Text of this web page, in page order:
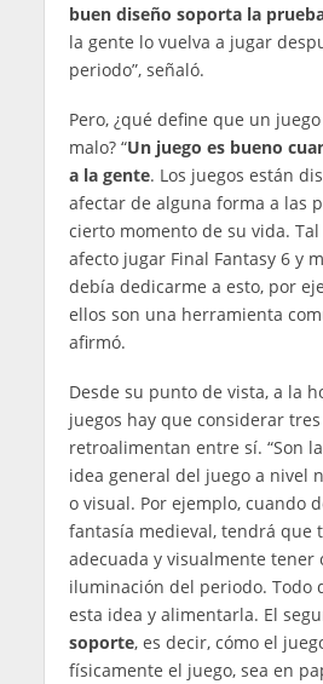
buen diseño soporta la
la gente lo vuelva a jugar
periodo”, señaló.
Pero, ¿qué define que un
malo? “Un juego es bueno
a la gente. Los juegos están
afectar de alguna forma a las
cierto momento de su vida.
afecto jugar Final Fantasy 6 y
debía dedicarme a esto, por
ellos son una herramienta
afirmó.
Desde su punto de vista, a la
juegos hay que considerar
retroalimentan entre sí. “Son
idea general del juego a nivel
o visual. Por ejemplo, cuando
fantasía medieval, tendrá que
adecuada y visualmente tener
iluminación del periodo. Todo
esta idea y alimentarla. El
soporte, es decir, cómo el
físicamente el juego, sea en